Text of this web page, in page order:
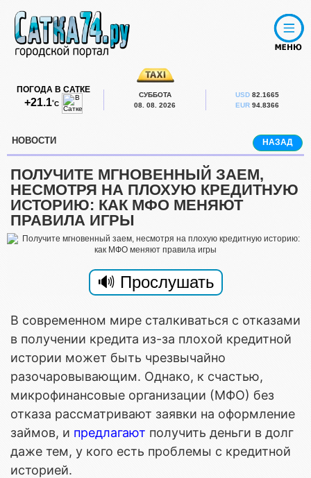
ПОГОДА В САТКЕ
+21.1˚С
СУББОТА
08. 08. 2026
USD 82.1665
EUR 94.8366
НАЗАД
НОВОСТИ
ПОЛУЧИТЕ МГНОВЕННЫЙ ЗАЕМ,
НЕСМОТРЯ НА ПЛОХУЮ КРЕДИТНУЮ
ИСТОРИЮ: КАК МФО МЕНЯЮТ
ПРАВИЛА ИГРЫ
В современном мире сталкиваться с отказами
в получении кредита из-за плохой кредитной
истории может быть чрезвычайно
разочаровывающим. Однако, к счастью,
микрофинансовые организации (МФО) без
отказа рассматривают заявки на оформление
займов, и предлагают получить деньги в долг
даже тем, у кого есть проблемы с кредитной
историей.